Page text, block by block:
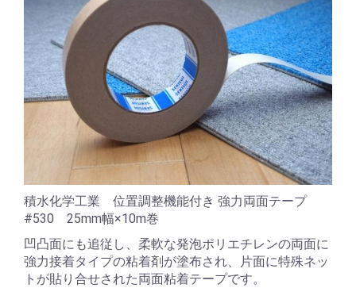
積水化学工業 位置調整機能付き 強力両面テープ
#530 25mm幅×10m巻
凹凸面にも追従し、柔軟な発泡ポリエチレンの両面に
強力接着タイプの粘着剤が塗布され、片面に特殊ネッ
トが貼り合せされた両面粘着テープです。